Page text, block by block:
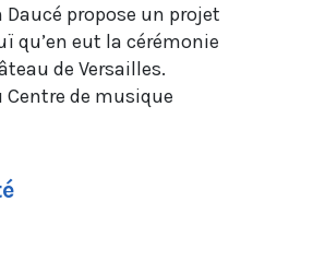
propose un projet
eut la cérémonie
de Versailles.
Centre de musique